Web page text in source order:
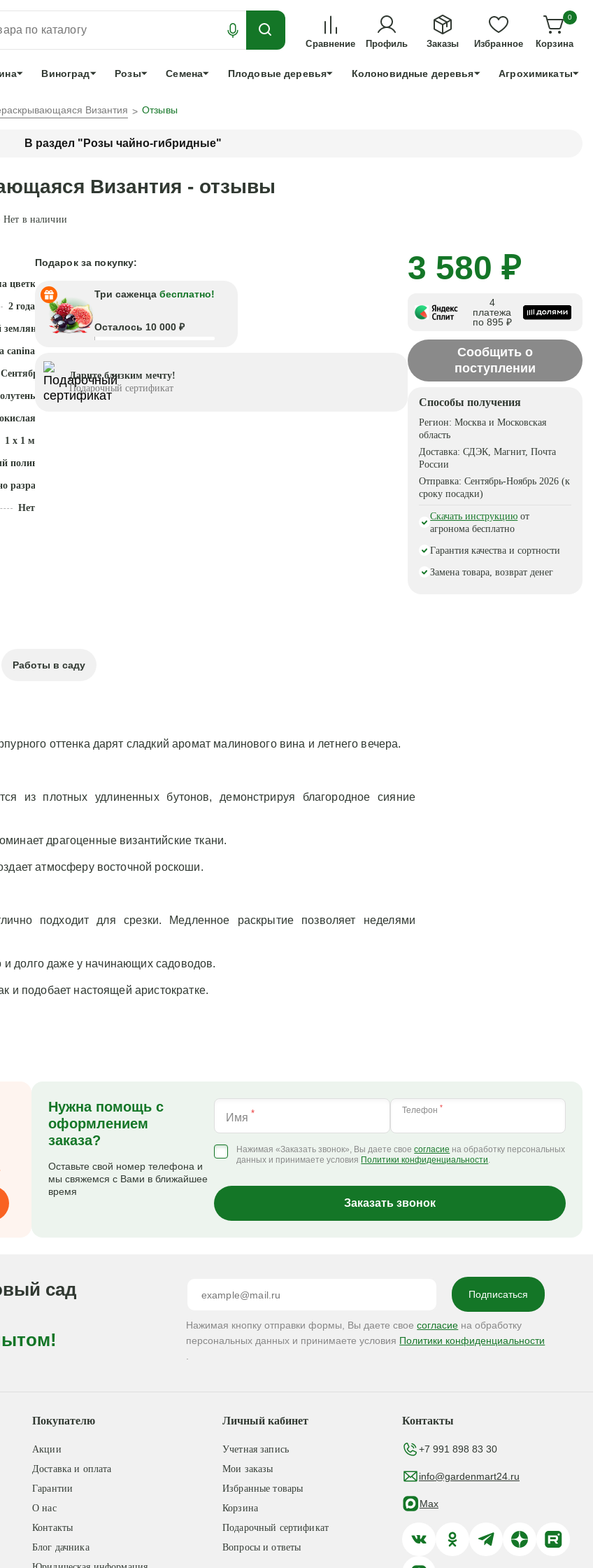
ЛУЧШЕЕ ДЛЯ ТЕХ, КТО УСПЕЕТ!
+7 991 898 83 30
Сравнение Профиль Заказы Избранное
0
Корзина
Виноград Розы Семена Плодовые деревья Колоновидные деревья Агрохимикаты
Византия Отзывы
В раздел "Розы чайно-гибридные"
Византия - отзывы
Нет в наличии
цветка
2 года
земляной ком
canina
- Ноябрь
(5,1 - 5,5)
1 x 1 м
полив
разрастается
Нет
Подарок за покупку:
Три саженца бесплатно!
Осталось 10 000 ₽
Дарите близким мечту!
Подарочный сертификат
3 580 ₽
4
платежа
по 895 ₽
Сообщить о
поступлении
Способы получения
Регион:Москва и Московская
область
Доставка:СДЭК, Магнит, Почта
России
Отправка:Сентябрь-Ноябрь 2026 (к
сроку посадки)
Скачать инструкцию от
агронома бесплатно
Гарантия качества и сортности
Замена товара, возврат денег
Работы в саду
оттенка дарят сладкий аромат малинового вина и летнего вечера.
из плотных удлиненных бутонов, демонстрируя благородное сияние
драгоценные византийские ткани.
атмосферу восточной роскоши.
подходит для срезки. Медленное раскрытие позволяет неделями
и долго даже у начинающих садоводов.
и подобает настоящей аристократке.
Нужна помощь с
оформлением
заказа?
Оставьте свой номер телефона и
мы свяжемся с Вами в ближайшее
время
Имя * Телефон *
Нажимая «Заказать звонок», Вы даете своесогласие на обработку персональных
данных и принимаете условия Политики конфиденциальности.
Заказать звонок
сад
Нажимая кнопку отправки формы, Вы даете своесогласие на обработку
персональных данных и принимаете условия Политики конфиденциальности
Покупателю
Акции
Доставка и оплата
Гарантии
О нас
Контакты
Блог дачника
Личный кабинет
Учетная запись
Мои заказы
Избранные товары
Корзина
Подарочный сертификат
Вопросы и ответы
Контакты
+7 991 898 83 30
info@gardenmart24.ru
Max